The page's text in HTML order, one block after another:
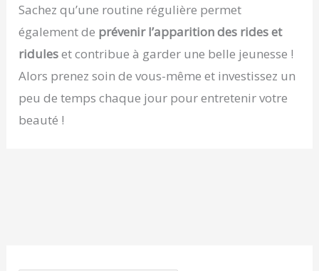
Sachez qu’une routine régulière permet
également de prévenir l’apparition des rides et
riduleset contribue à garder une belle jeunesse !
Alors prenez soin de vous-même et investissez un
peu de temps chaque jour pour entretenir votre
beauté !